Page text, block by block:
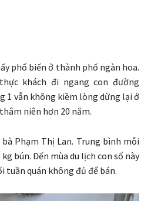
phổ biến ở thành phố ngàn hoa.
khách đi ngang con đường
1 vẫn không kiềm lòng dừng lại ở
niên hơn 20 năm.
Phạm Thị Lan. Trung bình mỗi
bún. Đến mùa du lịch con số này
tuần quán không đủ để bán.